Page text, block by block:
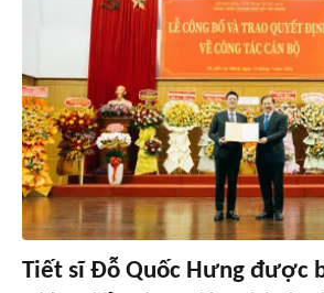
Tiết sĩ Đỗ Quốc Hưng được